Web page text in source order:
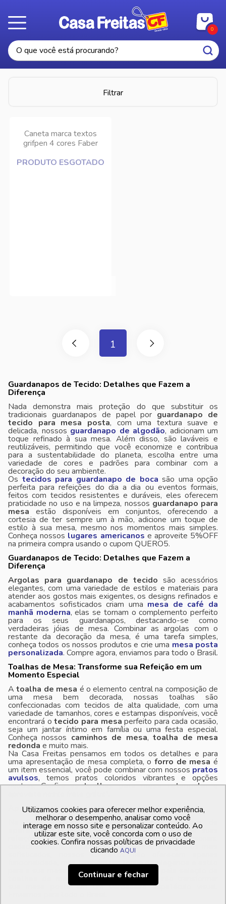
0
Filtrar
Caneta marca textos
grifpen 4 cores Faber
PRODUTO ESGOTADO
1
Guardanapos de Tecido: Detalhes que Fazem a
Diferença
Nada demonstra mais proteção do que substituir os
tradicionais guardanapos de papel por guardanapo de
tecido para mesa posta, com uma textura suave e
delicada, nossos guardanapo de algodão, adicionam um
toque refinado à sua mesa. Além disso, são laváveis ​​e
reutilizáveis, permitindo que você economize e contribua
para a sustentabilidade do planeta, escolha entre uma
variedade de cores e padrões para combinar com a
decoração do seu ambiente.
Os tecidos para guardanapo de boca são uma opção
perfeita para refeições do dia a dia ou eventos formais,
feitos com tecidos resistentes e duráveis, eles oferecem
praticidade no uso e na limpeza, nossos guardanapo para
mesa estão disponíveis em conjuntos, oferecendo a
cortesia de ter sempre um à mão, adicione um toque de
estilo à sua mesa, mesmo nos momentos mais simples.
Conheça nossos lugares americanos e aproveite 5%OFF
na primeira compra usando o cupom QUERO5.
Guardanapos de Tecido: Detalhes que Fazem a
Diferença
Argolas para guardanapo de tecido são acessórios
elegantes, com uma variedade de estilos e materiais para
atender aos gostos mais exigentes, os designs refinados e
acabamentos sofisticados criam uma mesa de café da
manhã moderna, elas se tornam o complemento perfeito
para os seus guardanapos, destacando-se como
verdadeiras jóias de mesa. Combinar as argolas com o
restante da decoração da mesa, é uma tarefa simples,
conheça todos os nossos produtos e crie uma mesa posta
personalizada. Compre agora, enviamos para todo o Brasil.
Toalhas de Mesa: Transforme sua Refeição em um
Momento Especial
Atoalha de mesa é o elemento central na composição de
uma mesa bem decorada, nossas toalhas são
confeccionadas com tecidos de alta qualidade, com uma
variedade de tamanhos, cores e estampas disponíveis, você
encontrará otecido para mesa perfeito para cada ocasião,
seja um jantar íntimo em família ou uma festa especial.
Conheça nossos caminhos de mesa,toalha de mesa
redonda e muito mais.
Na Casa Freitas pensamos em todos os detalhes e para
uma apresentação de mesa completa, o forro de mesa é
um item essencial, você pode combinar com nossos pratos
avulsos, temos pratos coloridos vibrantes e opções
neutras. Confira astoalhas para mesa retangulare
Aparelhos de chá e Jantar na Casa Freitas
Na Casa Freitas, temos uma seleção exclusiva de
aparelhos de chá e jantarque irão transformar suas
refeições em verdadeiras experiências sensoriais,
cuidadosamente escolhidas para atender aos gostos mais
sofisticados, nossos conjuntos não oferecem apenas
funcionalidade, mas também um toque de elegância e estilo
para a sua mesa posta. Deixe-se encantar pela seleção de
toalhas de mesa e guardanaposque irão transformar
sua mesa posta em um verdadeiro espetáculo visual.
Utilizamos cookies para oferecer melhor experiência,
melhorar o desempenho, analisar como você
interage em nosso site e personalizar conteúdo. Ao
utilizar este site, você concorda com o uso de
cookies. Confira nossas políticas de privacidade
clicando AQUI
Continuar e fechar